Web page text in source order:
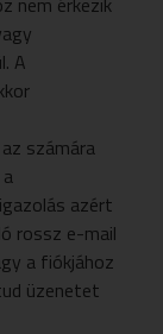
A
számára
azért
rossz e-mail
a fiókjához
üzenetet